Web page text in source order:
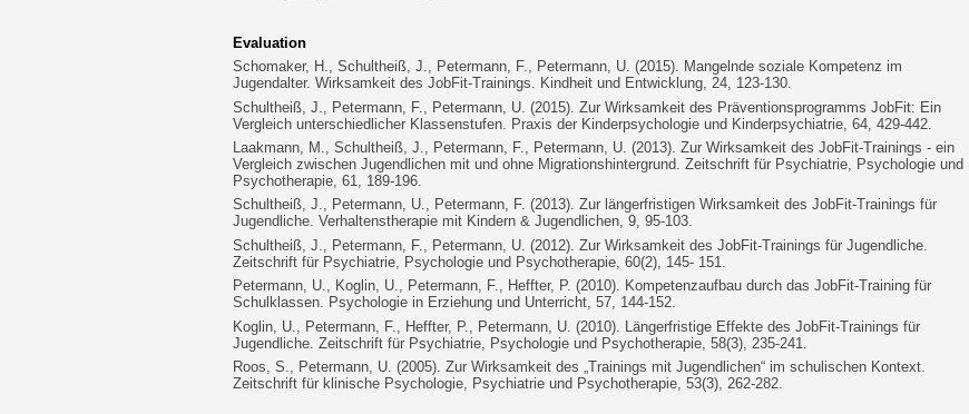
Evaluation
Schomaker, H., Schultheiß, J., Petermann, F., Petermann, U. (2015). Mangelnde soziale Kompetenz im
Jugendalter. Wirksamkeit des JobFit-Trainings. Kindheit und Entwicklung, 24, 123-130.
Schultheiß, J., Petermann, F., Petermann, U. (2015). Zur Wirksamkeit des Präventionsprogramms JobFit: Ein
Vergleich unterschiedlicher Klassenstufen. Praxis der Kinderpsychologie und Kinderpsychiatrie, 64, 429-442.
Laakmann, M., Schultheiß, J., Petermann, F., Petermann, U. (2013). Zur Wirksamkeit des JobFit-Trainings - ein
Vergleich zwischen Jugendlichen mit und ohne Migrationshintergrund. Zeitschrift für Psychiatrie, Psychologie und
Psychotherapie, 61, 189-196.
Schultheiß, J., Petermann, U., Petermann, F. (2013). Zur längerfristigen Wirksamkeit des JobFit-Trainings für
Jugendliche. Verhaltenstherapie mit Kindern & Jugendlichen, 9, 95-103.
Schultheiß, J., Petermann, F., Petermann, U. (2012). Zur Wirksamkeit des JobFit-Trainings für Jugendliche.
Zeitschrift für Psychiatrie, Psychologie und Psychotherapie, 60(2), 145- 151.
Petermann, U., Koglin, U., Petermann, F., Heffter, P. (2010). Kompetenzaufbau durch das JobFit-Training für
Schulklassen. Psychologie in Erziehung und Unterricht, 57, 144-152.
Koglin, U., Petermann, F., Heffter, P., Petermann, U. (2010). Längerfristige Effekte des JobFit-Trainings für
Jugendliche. Zeitschrift für Psychiatrie, Psychologie und Psychotherapie, 58(3), 235-241.
Roos, S., Petermann, U. (2005). Zur Wirksamkeit des „Trainings mit Jugendlichen“ im schulischen Kontext.
Zeitschrift für klinische Psychologie, Psychiatrie und Psychotherapie, 53(3), 262-282.